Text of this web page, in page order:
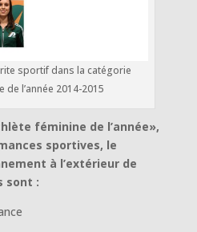
sportif dans la catégorie
de l’année 2014-2015
féminine de l’année»,
sportives, le
à l’extérieur de
sont :